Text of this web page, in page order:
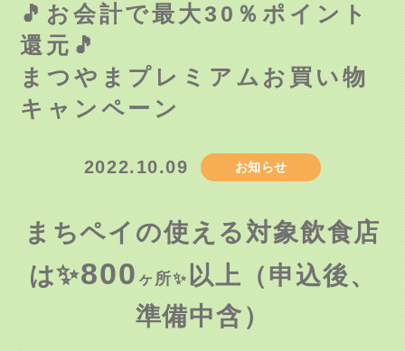
🎵お会計で最大30％ポイント
還元🎵
まつやまプレミアムお買い物
キャンペーン
2022.10.09 お知らせ
まちペイの使える対象飲食店
は✨800ヶ所✨以上（申込後、
準備中含）